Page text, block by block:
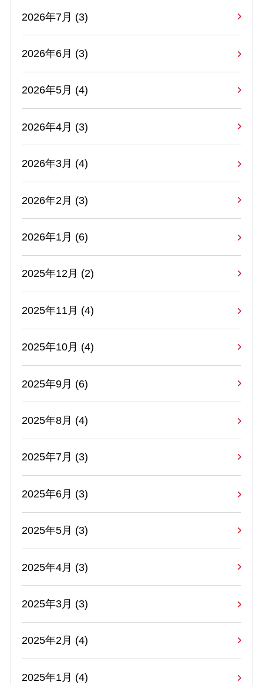
2026年7月 (3)
2026年6月 (3)
2026年5月 (4)
2026年4月 (3)
2026年3月 (4)
2026年2月 (3)
2026年1月 (6)
2025年12月 (2)
2025年11月 (4)
2025年10月 (4)
2025年9月 (6)
2025年8月 (4)
2025年7月 (3)
2025年6月 (3)
2025年5月 (3)
2025年4月 (3)
2025年3月 (3)
2025年2月 (4)
2025年1月 (4)